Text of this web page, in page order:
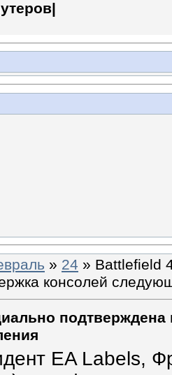
» 24 » Battlefield
консолей
подтверждена
EA Labels,